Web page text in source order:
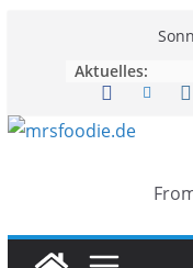
Aktuelles: